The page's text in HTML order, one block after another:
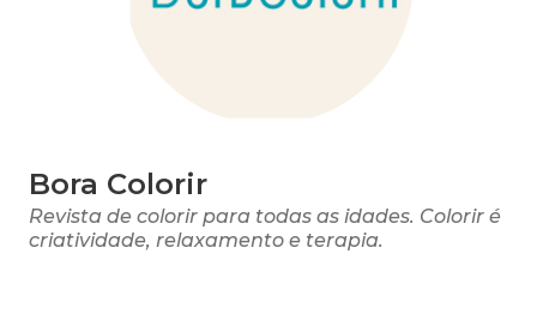
Bora Colorir
Revista de colorir para todas as idades. Colorir é
criatividade, relaxamento e terapia.